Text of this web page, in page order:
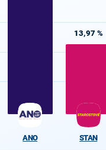
ANO
13,97 %
STAN